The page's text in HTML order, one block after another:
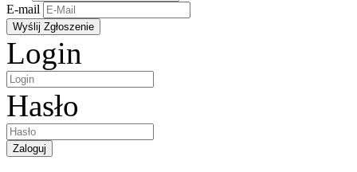
E-mail
Login
Hasło